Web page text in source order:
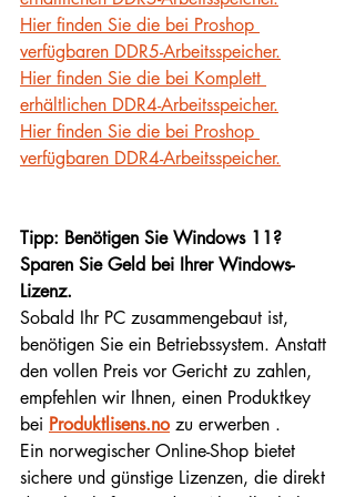
Hier finden Sie die bei Proshop
verfügbaren DDR5-Arbeitsspeicher.
Hier finden Sie die bei Komplett
erhältlichen DDR4-Arbeitsspeicher.
Hier finden Sie die bei Proshop
verfügbaren DDR4-Arbeitsspeicher.
Tipp: Benötigen Sie Windows 11?
Sparen Sie Geld bei Ihrer Windows-
Lizenz.
Sobald Ihr PC zusammengebaut ist,
benötigen Sie ein Betriebssystem. Anstatt
den vollen Preis vor Gericht zu zahlen,
empfehlen wir Ihnen, einen Produktkey
bei Produktlisens.no zu erwerben .
Ein norwegischer Online-Shop bietet
sichere und günstige Lizenzen, die direkt